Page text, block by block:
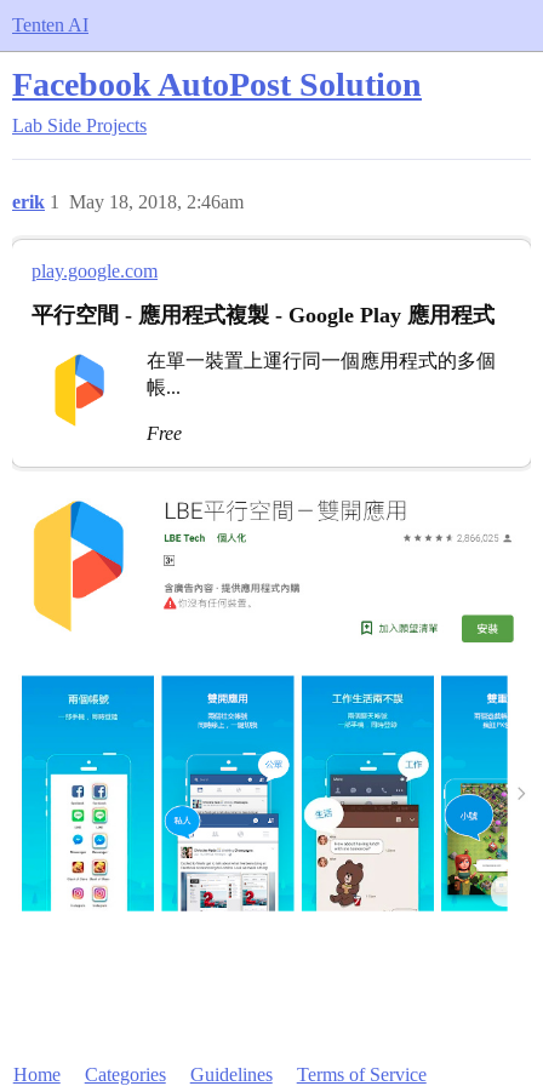
Tenten AI
Facebook AutoPost Solution
Lab Side Projects
erik May 18, 2018, 2:46am
1
play.google.com
平行空間 - 應用程式複製 - Google Play 應用程式
在單一裝置上運行同一個應用程式的多個
帳...
Free
Home Categories Guidelines Terms of Service